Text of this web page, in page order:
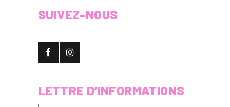
SUIVEZ-NOUS
LETTRE D’INFORMATIONS